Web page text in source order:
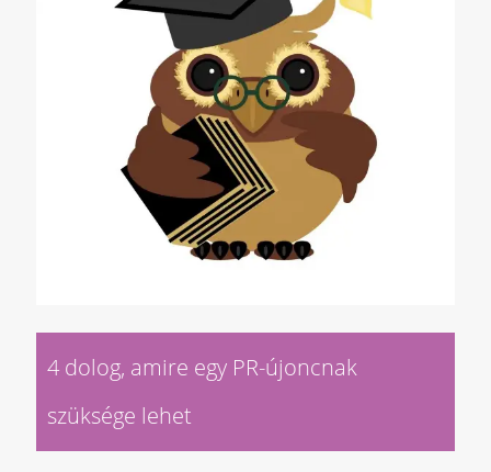
4 dolog, amire egy PR-újoncnak
szüksége lehet